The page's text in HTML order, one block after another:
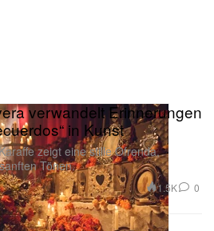
verwandelt Erinnerungen
in Kunst
zeigt eine stille Ofrenda,
Tönen.
1.5K 0